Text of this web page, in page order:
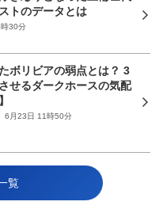
トのデータとは
30分
ボリビアの弱点とは？ 3
せるダークホースの気配
6月23日 11時50分
覧